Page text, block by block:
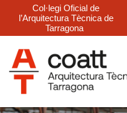
Col·legi Oficial de
l’Arquitectura Tècnica de
Tarragona